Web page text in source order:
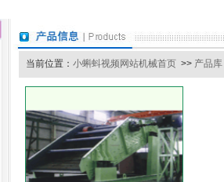
当前位置： 小蝌蚪视频网站机械首页 >> 产品库